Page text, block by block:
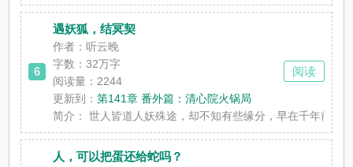
6
遇妖狐，结冥契
作者：听云晚
字数：32万字
阅读量：2244
更新到：第141章 番外篇：清心院火锅局
简介：
世人皆道人妖殊途，却不知有些缘分，早在千年前便
阅读
人，可以把蛋还给蛇吗？